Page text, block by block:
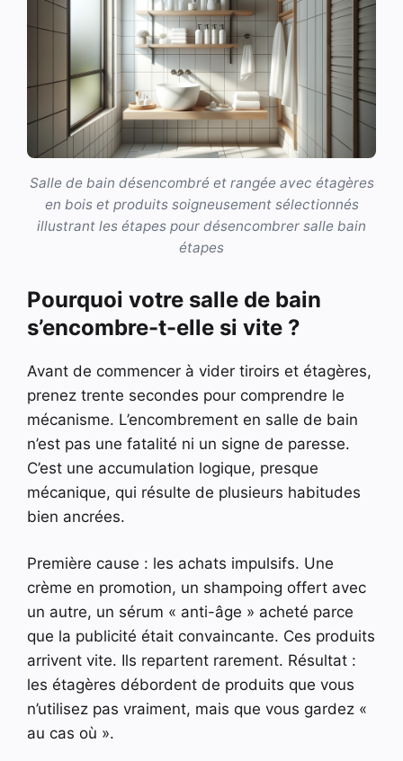
Salle de bain désencombré et rangée avec étagères
en bois et produits soigneusement sélectionnés
illustrant les étapes pour désencombrer salle bain
étapes
Pourquoi votre salle de bain
s’encombre-t-elle si vite ?
Avant de commencer à vider tiroirs et étagères,
prenez trente secondes pour comprendre le
mécanisme. L’encombrement en salle de bain
n’est pas une fatalité ni un signe de paresse.
C’est une accumulation logique, presque
mécanique, qui résulte de plusieurs habitudes
bien ancrées.
Première cause : les achats impulsifs. Une
crème en promotion, un shampoing offert avec
un autre, un sérum « anti-âge » acheté parce
que la publicité était convaincante. Ces produits
arrivent vite. Ils repartent rarement. Résultat :
les étagères débordent de produits que vous
n’utilisez pas vraiment, mais que vous gardez «
au cas où ».